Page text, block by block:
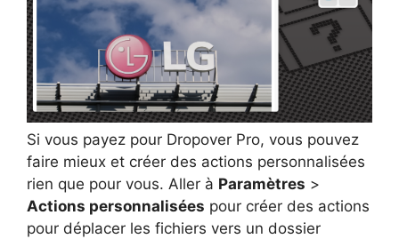
Si vous payez pour Dropover Pro, vous pouvez
faire mieux et créer des actions personnalisées
rien que pour vous. Aller à Paramètres >
Actions personnalisées pour créer des actions
pour déplacer les fichiers vers un dossier